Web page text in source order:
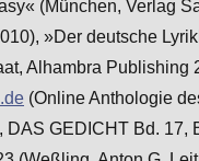
(München, Verlag
»Der deutsche
Alhambra Publishing
(Online Anthologie
DAS GEDICHT Bd. 17,